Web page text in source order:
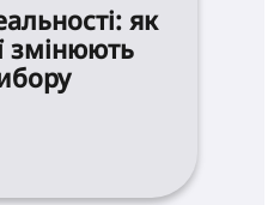
як
змінюють